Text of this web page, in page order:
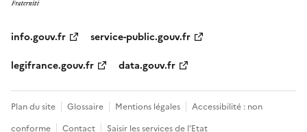
info.gouv.fr
service-public.gouv.fr
legifrance.gouv.fr
data.gouv.fr
Plan du site Glossaire Mentions légales
Accessibilité : non
conforme
Contact Saisir les services de l’Etat